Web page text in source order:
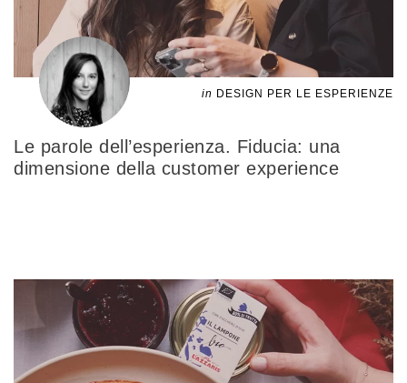
in DESIGN PER LE ESPERIENZE
Le parole dell’esperienza. Fiducia: una
dimensione della customer experience